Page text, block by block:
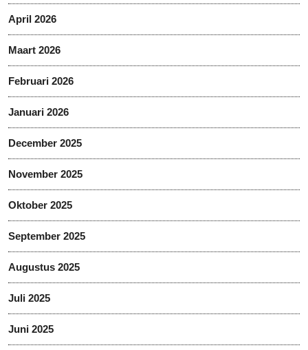
April 2026
Maart 2026
Februari 2026
Januari 2026
December 2025
November 2025
Oktober 2025
September 2025
Augustus 2025
Juli 2025
Juni 2025